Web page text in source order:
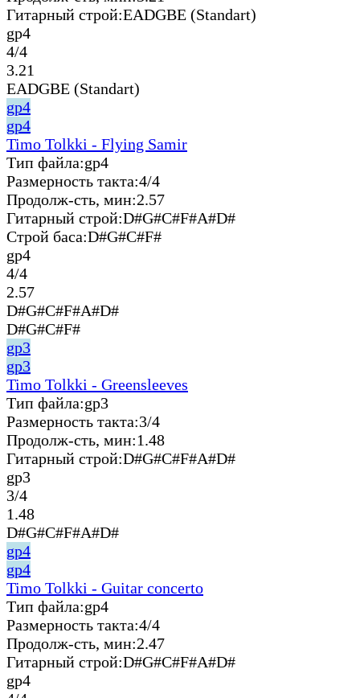
Гитарный строй:EADGBE (Standart)
gp4
4/4
3.21
EADGBE (Standart)
gp4
gp4
Timo Tolkki - Flying Samir
Тип файла:gp4
Размерность такта:4/4
Продолж-сть, мин:2.57
Гитарный строй:D#G#C#F#A#D#
Строй баса:D#G#C#F#
gp4
4/4
2.57
D#G#C#F#A#D#
D#G#C#F#
gp3
gp3
Timo Tolkki - Greensleeves
Тип файла:gp3
Размерность такта:3/4
Продолж-сть, мин:1.48
Гитарный строй:D#G#C#F#A#D#
gp3
3/4
1.48
D#G#C#F#A#D#
gp4
gp4
Timo Tolkki - Guitar concerto
Тип файла:gp4
Размерность такта:4/4
Продолж-сть, мин:2.47
Гитарный строй:D#G#C#F#A#D#
gp4